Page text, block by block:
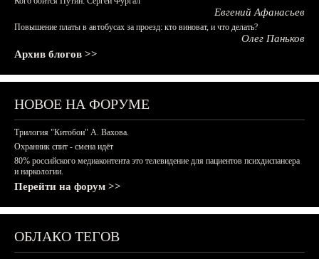
Евгений Афанасьев
Повышение платы в автобусах за проезд: кто виноват, и что делать?
Олег Паньков
Архив блогов >>
НОВОЕ НА ФОРУМЕ
Трилогия "Китобои" А. Вахова.
Охранник спит - смена идёт
80% российского медиаконтента это телевидение для пациентов психдиспансера
и наркологии.
Перейти на форум >>
ОБЛАКО ТЕГОВ